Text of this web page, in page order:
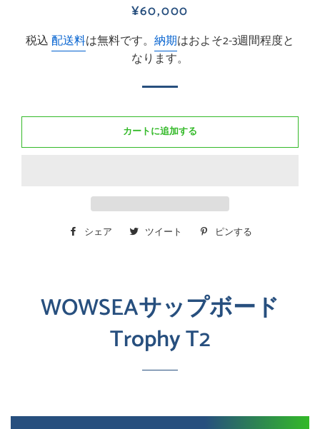
通
価
格
販
価
格
¥60,000
税込配送料は無料です。 納期はおよそ2-3週間程度と
なります。
カートに追加する
シェア
Facebook
ェ
ア
す
ツイート
Twitter
稿
す
ピンする
ン
す
WOWSEAサップボード
Trophy T2